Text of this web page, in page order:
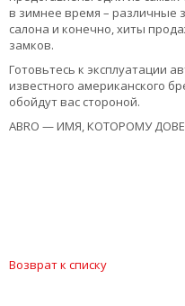
в зимнее время – различные
салона и конечно, хиты
замков.
Готовьтесь к эксплуатации
известного американского
обойдут вас стороной.
ABRO — ИМЯ, КОТОРОМУ
Возврат к списку